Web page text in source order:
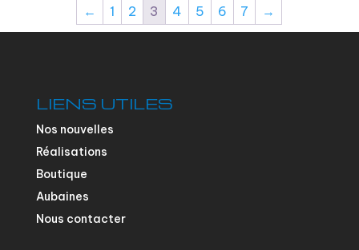
← 1 2 3 4 5 6 7 →
LIENS UTILES
Nos nouvelles
Réalisations
Boutique
Aubaines
Nous contacter